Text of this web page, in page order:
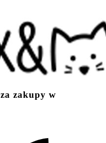
za zakupy w